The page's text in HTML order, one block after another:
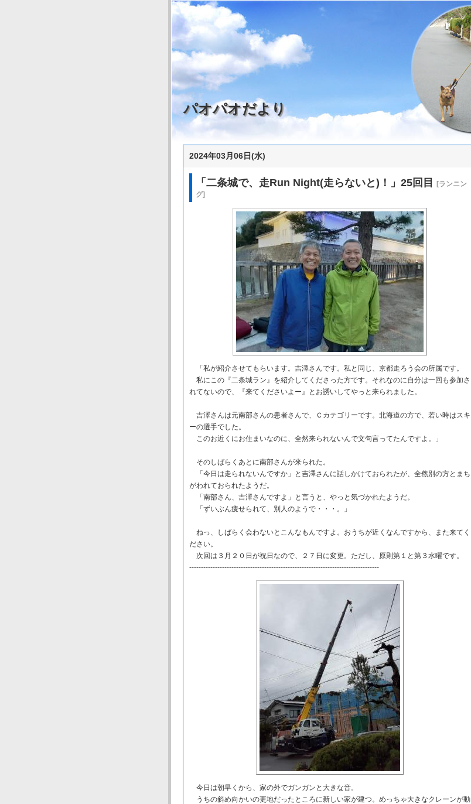
パオパオだより
2024年03月06日(水)
「二条城で、走Run Night(走らないと)！」25回目
[ランニン
グ]
「私が紹介させてもらいます。吉澤さんです。私と同じ、京都走ろう会の所属です。
私にこの『二条城ラン』を紹介してくださった方です。それなのに自分は一回も参加さ
れてないので、『来てくださいよー』とお誘いしてやっと来られました。
吉澤さんは元南部さんの患者さんで、Ｃカテゴリーです。北海道の方で、若い時はスキ
ーの選手でした。
このお近くにお住まいなのに、全然来られないんで文句言ってたんですよ。」
そのしばらくあとに南部さんが来られた。
「今日は走られないんですか」と吉澤さんに話しかけておられたが、全然別の方とまち
がわれておられたようだ。
「南部さん、吉澤さんですよ」と言うと、やっと気づかれたようだ。
「ずいぶん痩せられて、別人のようで・・・。」
ねっ、しばらく会わないとこんなもんですよ。おうちが近くなんですから、また来てく
ださい。
次回は３月２０日が祝日なので、２７日に変更。ただし、原則第１と第３水曜です。
---------------------------------------------------------------------------------
今日は朝早くから、家の外でガンガンと大きな音。
うちの斜め向かいの更地だったところに新しい家が建つ。めっちゃ大きなクレーンが動